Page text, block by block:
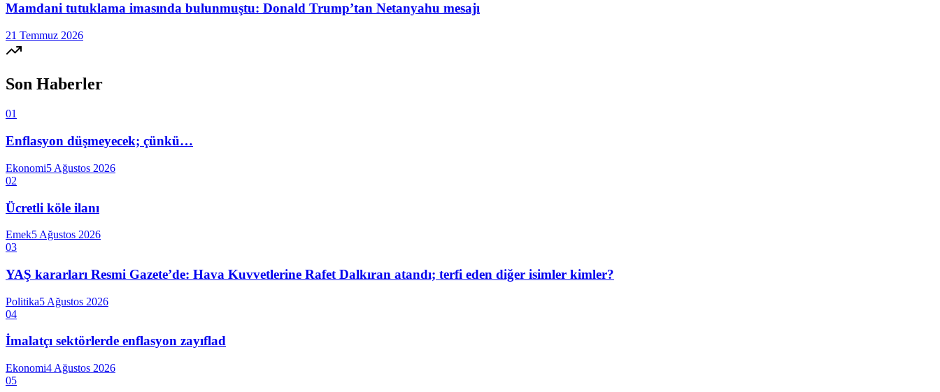
Mamdani tutuklama imasında bulunmuştu: Donald Trump’tan Netanyahu mesajı
21 Temmuz 2026
Son Haberler
01
Enflasyon düşmeyecek; çünkü…
Ekonomi5 Ağustos 2026
02
Ücretli köle ilanı
Emek5 Ağustos 2026
03
YAŞ kararları Resmi Gazete’de: Hava Kuvvetlerine Rafet Dalkıran atandı; terfi eden diğer isimler kimler?
Politika5 Ağustos 2026
04
İmalatçı sektörlerde enflasyon zayıflad
Ekonomi4 Ağustos 2026
05